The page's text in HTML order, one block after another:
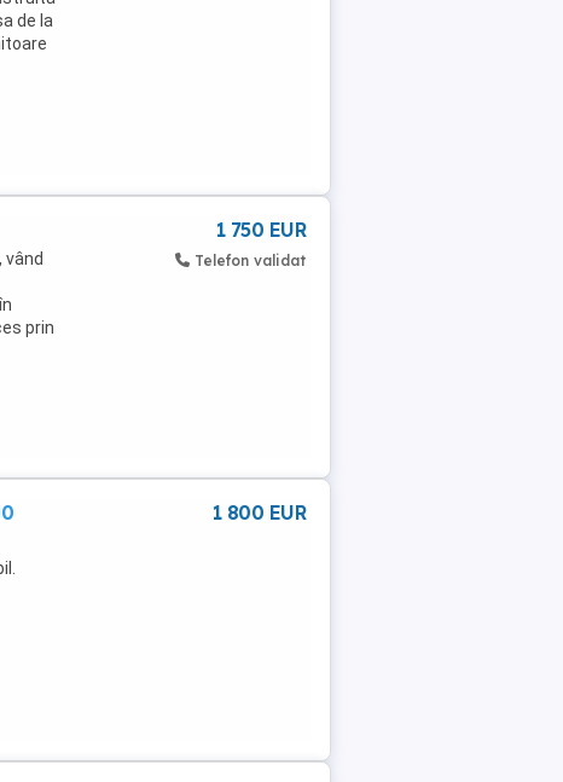
de la
vând
prin
1 750 EUR
Telefon validat
1 800 EUR